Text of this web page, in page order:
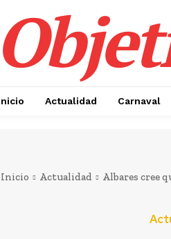
Actualidad Carnaval
Inicio Actualidad Albares cree